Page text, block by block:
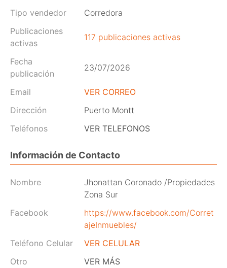
Tipo vendedor
Corredora
Publicaciones
activas
117 publicaciones activas
Fecha
publicación
23/07/2026
Email
VER CORREO
Dirección
Puerto Montt
Teléfonos
VER TELEFONOS
Información de Contacto
Nombre
Jhonattan Coronado /Propiedades
Zona Sur
Facebook
https://www.facebook.com/Corret
ajeInmuebles/
Teléfono Celular
VER CELULAR
Otro
VER MÁS